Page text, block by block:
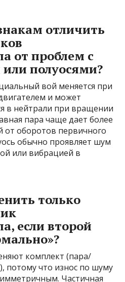
отличить
от проблем с
полуосями?
вой меняется при
и может
в нейтрали при вращении
пара чаще дает более
от оборотов первичного
обычно проявляет шум
или вибрацией в
только
если второй
комплект (пара/
потому что износ по шуму
Частичная